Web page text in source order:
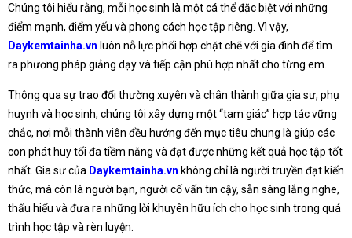
Chúng tôi hiểu rằng, mỗi học sinh là một cá thể đặc biệt với những
điểm mạnh, điểm yếu và phong cách học tập riêng. Vì vậy,
Daykemtainha.vn luôn nỗ lực phối hợp chặt chẽ với gia đình để tìm
ra phương pháp giảng dạy và tiếp cận phù hợp nhất cho từng em.
Thông qua sự trao đổi thường xuyên và chân thành giữa gia sư, phụ
huynh và học sinh, chúng tôi xây dựng một “tam giác” hợp tác vững
chắc, nơi mỗi thành viên đều hướng đến mục tiêu chung là giúp các
con phát huy tối đa tiềm năng và đạt được những kết quả học tập tốt
nhất. Gia sư của Daykemtainha.vn không chỉ là người truyền đạt kiến
thức, mà còn là người bạn, người cố vấn tin cậy, sẵn sàng lắng nghe,
thấu hiểu và đưa ra những lời khuyên hữu ích cho học sinh trong quá
trình học tập và rèn luyện.